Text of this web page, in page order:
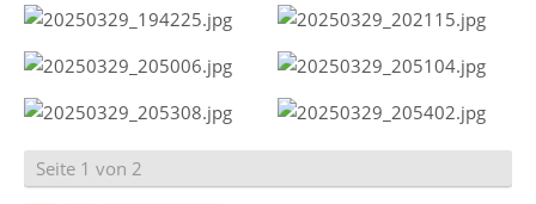
Seite 1 von 2